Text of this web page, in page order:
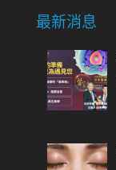
最新消息